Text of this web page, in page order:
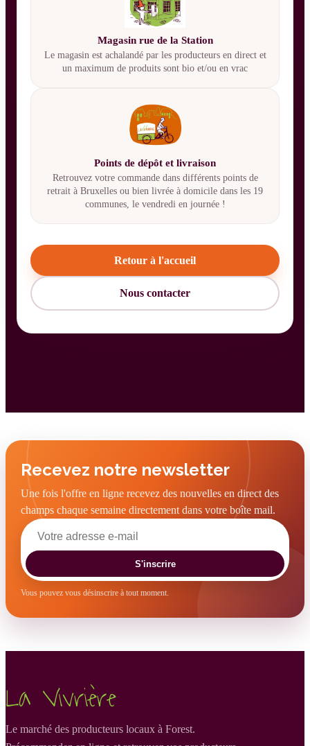
Magasin rue de la Station
Le magasin est achalandé par les producteurs en direct et
un maximum de produits sont bio et/ou en vrac
Points de dépôt et livraison
Retrouvez votre commande dans différents points de
retrait à Bruxelles ou bien livrée à domicile dans les 19
communes, le vendredi en journée !
Retour à l'accueil
Nous contacter
Recevez notre newsletter
Une fois l'offre en ligne recevez des nouvelles en direct des
champs chaque semaine directement dans votre boîte mail.
S'inscrire
Vous pouvez vous désinscrire à tout moment.
La Vivrière
Le marché des producteurs locaux à Forest.